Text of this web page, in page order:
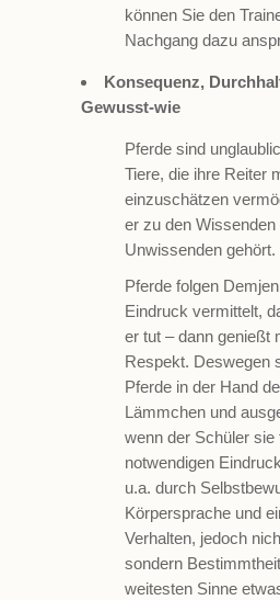
können Sie den
Nachgang dazu
Konsequenz,
Gewusst-wie
Pferde sind
Tiere, die ihre Reiter
einzuschätzen
er zu den Wissenden
Unwissenden gehört.
Pferde folgen
Eindruck vermittelt,
er tut – dann genießt
Respekt. Deswegen
Pferde in der Hand
Lämmchen und
wenn der Schüler sie
notwendigen
u.a. durch
Körpersprache und
Verhalten, jedoch
sondern
weitesten Sinne